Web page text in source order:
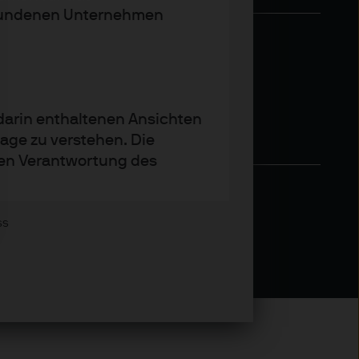
Unternehmen
enthaltenen Ansichten
zu verstehen. Die
Verantwortung des
und sonstiger